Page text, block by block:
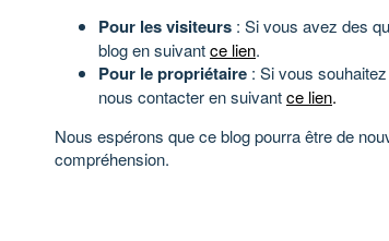
Pour les visiteurs : Si vous avez des
blog en suivantce lien.
Pour le propriétaire : Si vous
nous contacter en suivantce lien.
Nous espérons que ce blog pourra être de
compréhension.